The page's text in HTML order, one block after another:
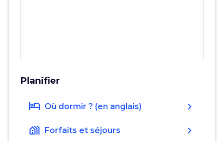
Planifier
hotel Où dormir ? (en anglais) chevron_right
holiday_village Forfaits et séjours chevron_right